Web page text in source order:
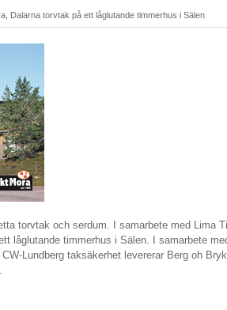
Dalarna torvtak på ett låglutande timmerhus i Sälen
torvtak och serdum. I samarbete med Lima
låglutande timmerhus i Sälen. I samarbete
Lundberg taksäkerhet levererar Berg oh